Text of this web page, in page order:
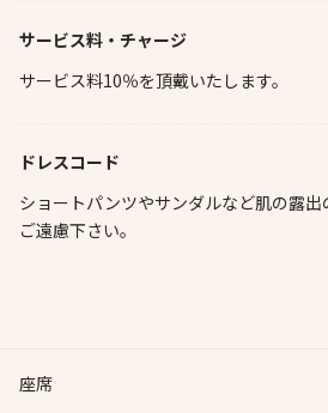
サービス料・チャージ
サービス料10％を頂戴いたします。
ドレスコード
ショートパンツやサンダルなど肌の露
ご遠慮下さい。
座席